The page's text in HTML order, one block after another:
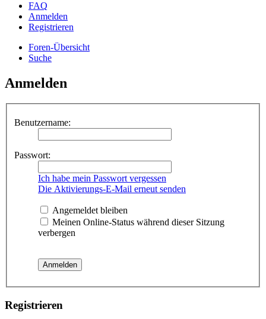
FAQ
Anmelden
Registrieren
Foren-Übersicht
Suche
Anmelden
Benutzername:
Passwort:
Ich habe mein Passwort vergessen
Die Aktivierungs-E-Mail erneut senden
Angemeldet bleiben
Meinen Online-Status während dieser Sitzung
verbergen
Registrieren